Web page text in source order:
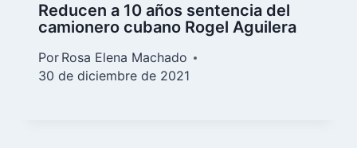
Reducen a 10 años sentencia del
camionero cubano Rogel Aguilera
Por Rosa Elena Machado
30 de diciembre de 2021